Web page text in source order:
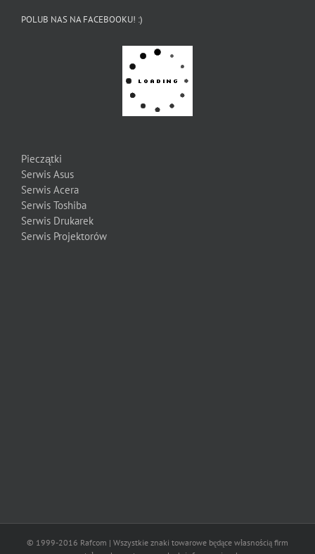
POLUB NAS NA FACEBOOKU! :)
Pieczątki
Serwis Asus
Serwis Acera
Serwis Toshiba
Serwis Drukarek
Serwis Projektorów
© 1999-2016 Rafcom | Wszystkie znaki towarowe będące własnością firm